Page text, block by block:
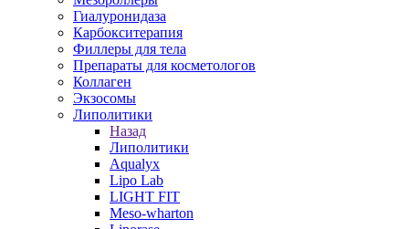
Гиалуронидаза
Карбокситерапия
Филлеры для тела
Препараты для косметологов
Коллаген
Экзосомы
Липолитики
Назад
Липолитики
Aqualyx
Lipo Lab
LIGHT FIT
Meso-wharton